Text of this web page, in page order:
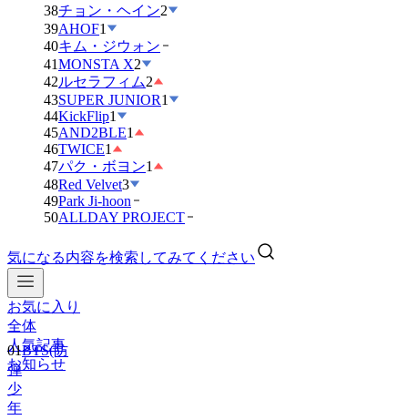
38チョン・ヘイン2
39AHOF1
40キム・ジウォン
41MONSTA X2
42ルセラフィム2
43SUPER JUNIOR1
44KickFlip1
45AND2BLE1
46TWICE1
47パク・ボヨン1
48Red Velvet3
49Park Ji-hoon
50ALLDAY PROJECT
気になる内容を検索してみてください
お気に入り
全体
人気記事
お知らせ
01BTS(防
弾
少
年
団)